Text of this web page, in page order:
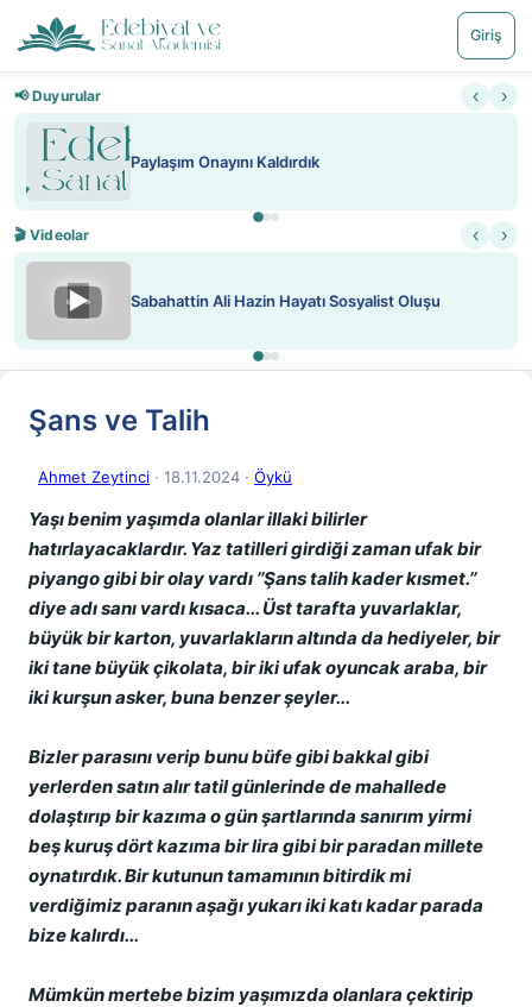
Giriş
📢 Duyurular ‹ ›
Paylaşım Onayını Kaldırdık
🎬 Videolar ‹ ›
▶ Sabahattin Ali Hazin Hayatı Sosyalist Oluşu
Şans ve Talih
Ahmet Zeytinci · 18.11.2024 · Öykü
Yaşı benim yaşımda olanlar illaki bilirler
hatırlayacaklardır. Yaz tatilleri girdiği zaman ufak bir
piyango gibi bir olay vardı ’’Şans talih kader kısmet.’’
diye adı sanı vardı kısaca... Üst tarafta yuvarlaklar,
büyük bir karton, yuvarlakların altında da hediyeler, bir
iki tane büyük çikolata, bir iki ufak oyuncak araba, bir
iki kurşun asker, buna benzer şeyler...
Bizler parasını verip bunu büfe gibi bakkal gibi
yerlerden satın alır tatil günlerinde de mahallede
dolaştırıp bir kazıma o gün şartlarında sanırım yirmi
beş kuruş dört kazıma bir lira gibi bir paradan millete
oynatırdık. Bir kutunun tamamının bitirdik mi
verdiğimiz paranın aşağı yukarı iki katı kadar parada
bize kalırdı...
Mümkün mertebe bizim yaşımızda olanlara çektirip